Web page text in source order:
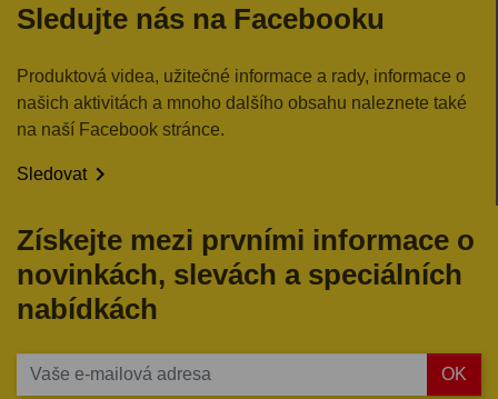
Sledujte nás na Facebooku
Produktová videa, užitečné informace a rady, informace o
našich aktivitách a mnoho dalšího obsahu naleznete také
na naší Facebook stránce.
Sledovat
Získejte mezi prvními informace o
novinkách, slevách a speciálních
nabídkách
OK